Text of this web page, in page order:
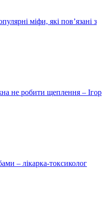
міфи, які пов’язані з
не робити щеплення – Ігор
– лікарка-токсиколог